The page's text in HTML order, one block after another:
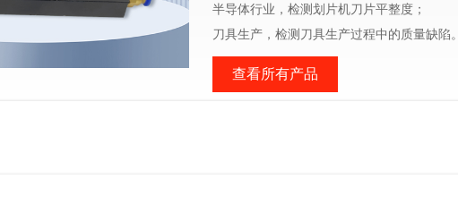
半导体行业，检测划片机刀片平整度；
刀具生产，检测刀具生产过程中的质量缺陷。
查看所有产品